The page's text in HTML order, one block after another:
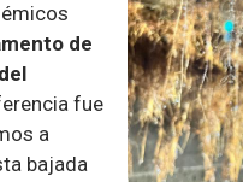
de
fue
a
bajada